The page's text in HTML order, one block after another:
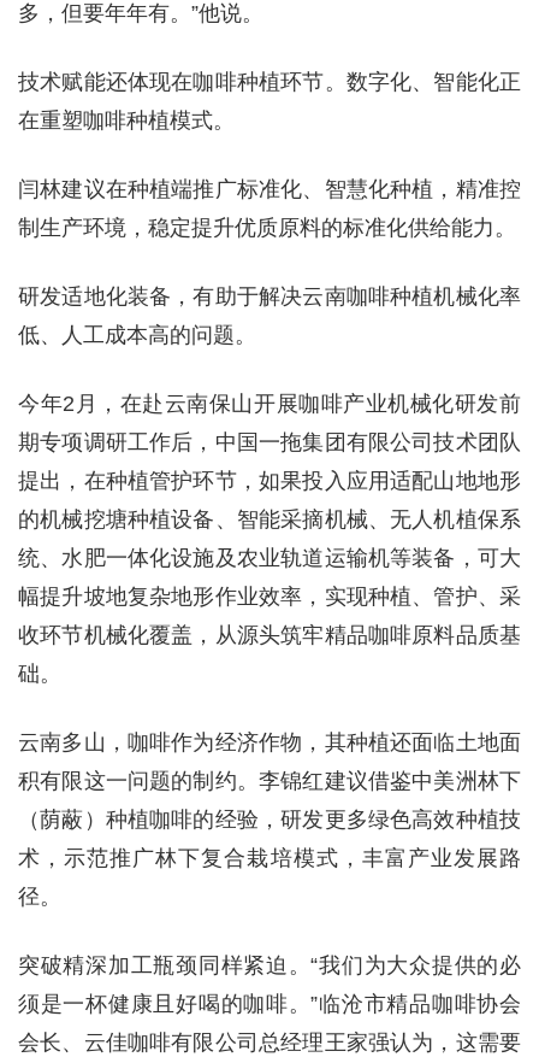
多，但要年年有。”他说。
技术赋能还体现在咖啡种植环节。数字化、智能化正
在重塑咖啡种植模式。
闫林建议在种植端推广标准化、智慧化种植，精准控
制生产环境，稳定提升优质原料的标准化供给能力。
研发适地化装备，有助于解决云南咖啡种植机械化率
低、人工成本高的问题。
今年2月，在赴云南保山开展咖啡产业机械化研发前
期专项调研工作后，中国一拖集团有限公司技术团队
提出，在种植管护环节，如果投入应用适配山地地形
的机械挖塘种植设备、智能采摘机械、无人机植保系
统、水肥一体化设施及农业轨道运输机等装备，可大
幅提升坡地复杂地形作业效率，实现种植、管护、采
收环节机械化覆盖，从源头筑牢精品咖啡原料品质基
础。
云南多山，咖啡作为经济作物，其种植还面临土地面
积有限这一问题的制约。李锦红建议借鉴中美洲林下
（荫蔽）种植咖啡的经验，研发更多绿色高效种植技
术，示范推广林下复合栽培模式，丰富产业发展路
径。
突破精深加工瓶颈同样紧迫。“我们为大众提供的必
须是一杯健康且好喝的咖啡。”临沧市精品咖啡协会
会长、云佳咖啡有限公司总经理王家强认为，这需要